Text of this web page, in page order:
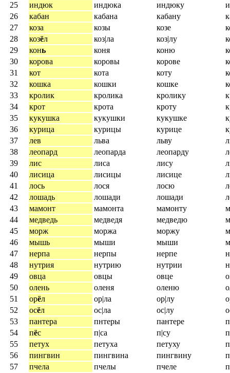
25
индюк индюка индюку
26
кабан кабана кабану
27
коза козы козе
28
козёл коз|ла коз|лу
29
конь коня коню
30
корова коровы корове
31
кот кота коту
32
кошка кошки кошке
33
кролик кролика кролику
34
крот крота кроту
35
кукушка кукушки кукушке
36
курица курицы курице
37
лев льва льву
38
леопард леопарда леопарду
39
лис лиса лису
40
лисица лисицы лисице
41
лось лося лосю
42
лошадь лошади лошади
43
мамонт мамонта мамонту
44
медведь медведя медведю
45
морж моржа моржу
46
мышь мыши мыши
47
нерпа нерпы нерпе
48
нутрия нутрию нутрии
49
овца овцы овце
50
олень оленя оленю
51
орёл ор|ла ор|лу
52
осёл ос|ла ос|лу
53
пантера пнтеры пантере
54
пёс п|са п|су
55
петух петуха петуху
56
пингвин пингвина пингвину
57
пчела пчелы пчеле